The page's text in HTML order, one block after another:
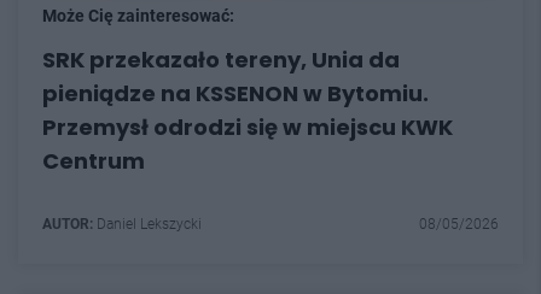
Może Cię zainteresować:
SRK przekazało tereny, Unia da
pieniądze na KSSENON w Bytomiu.
Przemysł odrodzi się w miejscu KWK
Centrum
AUTOR: Daniel Lekszycki 08/05/2026